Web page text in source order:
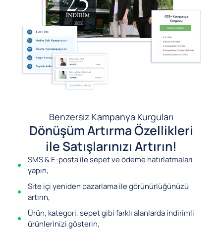
Benzersiz Kampanya Kurguları
Dönüşüm Artırma Özellikleri
ile Satışlarınızı Artırın!
SMS & E-posta ile sepet ve ödeme hatırlatmaları
yapın,
Site içi yeniden pazarlama ile görünürlüğünüzü
artırın,
Ürün, kategori, sepet gibi farklı alanlarda indirimli
ürünlerinizi gösterin,